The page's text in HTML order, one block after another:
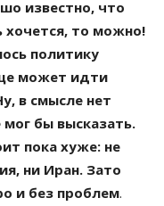
известно, что
хочется, то можно!
политику
может идти
в смысле нет
бы высказать.
пока хуже: не
ни Иран. Зато
и без проблем.